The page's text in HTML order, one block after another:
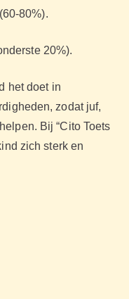
80%).
20%).
het doet in
zodat juf,
Bij “Cito Toets
zich sterk en